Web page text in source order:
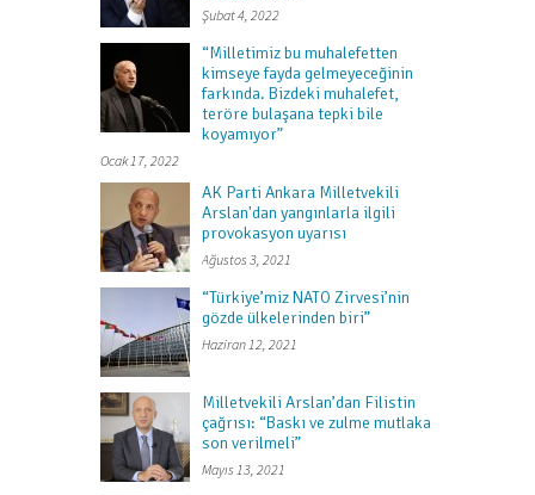
Şubat 4, 2022
“Milletimiz bu muhalefetten
kimseye fayda gelmeyeceğinin
farkında. Bizdeki muhalefet,
teröre bulaşana tepki bile
koyamıyor”
Ocak 17, 2022
AK Parti Ankara Milletvekili
Arslan'dan yangınlarla ilgili
provokasyon uyarısı
Ağustos 3, 2021
“Türkiye’miz NATO Zirvesi’nin
gözde ülkelerinden biri”
Haziran 12, 2021
Milletvekili Arslan’dan Filistin
çağrısı: “Baskı ve zulme mutlaka
son verilmeli”
Mayıs 13, 2021